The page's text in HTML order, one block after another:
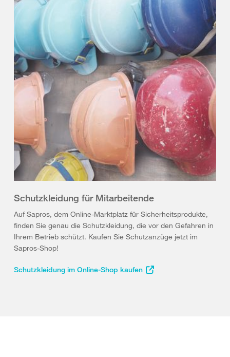
Schutzkleidung für Mitarbeitende
Auf Sapros, dem Online-Marktplatz für Sicherheitsprodukte,
finden Sie genau die Schutzkleidung, die vor den Gefahren in
Ihrem Betrieb schützt. Kaufen Sie Schutzanzüge jetzt im
Sapros-Shop!
Schutzkleidung im Online-Shop kaufen